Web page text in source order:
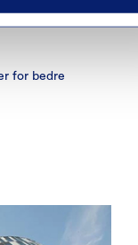
for bedre